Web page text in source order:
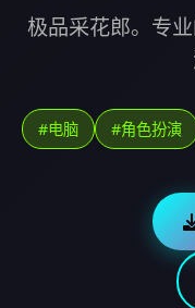
极品采花郎。专
#电脑 #角色扮演